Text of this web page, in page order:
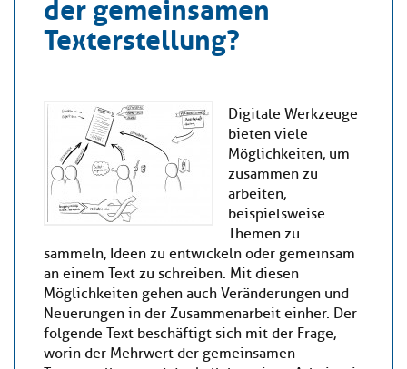
Texterstellung?
Digitale Werkzeuge
bieten viele
Möglichkeiten, um
zusammen zu
arbeiten,
beispielsweise
Themen zu
sammeln, Ideen zu entwickeln oder gemeinsam
an einem Text zu schreiben. Mit diesen
Möglichkeiten gehen auch Veränderungen und
Neuerungen in der Zusammenarbeit einher. Der
folgende Text beschäftigt sich mit der Frage,
worin der Mehrwert der gemeinsamen